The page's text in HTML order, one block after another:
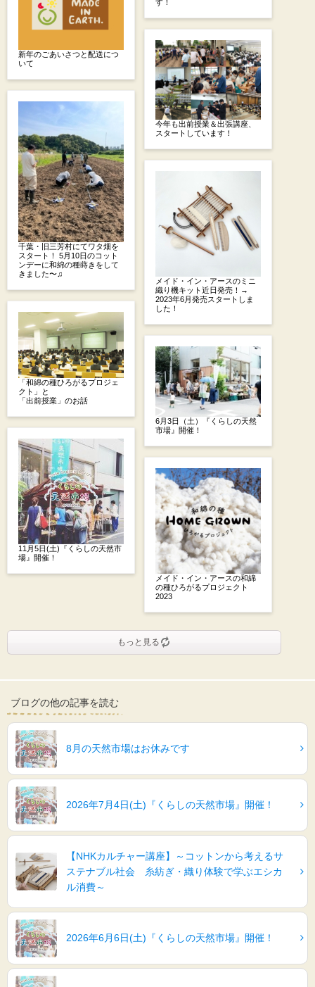
新年のごあいさつと配送につ
いて
千葉・旧三芳村にてワタ畑を
スタート！ 5月10日のコット
ンデーに和綿の種蒔きをして
きました〜♫
「和綿の種ひろがるプロジェ
クト」と
「出前授業」のお話
11月5日(土)『くらしの天然市
場』開催！
す！
今年も出前授業＆出張講座、
スタートしています！
メイド・イン・アースのミニ
織り機キット近日発売！→
2023年6月発売スタートしま
した！
6月3日（土）『くらしの天然
市場』開催！
メイド・イン・アースの和綿
の種ひろがるプロジェクト
2023
もっと見る
ブログの他の記事を読む
8月の天然市場はお休みです
2026年7月4日(土)『くらしの天然市場』開催！
【NHKカルチャー講座】～コットンから考えるサ
ステナブル社会 糸紡ぎ・織り体験で学ぶエシカ
ル消費～
2026年6月6日(土)『くらしの天然市場』開催！